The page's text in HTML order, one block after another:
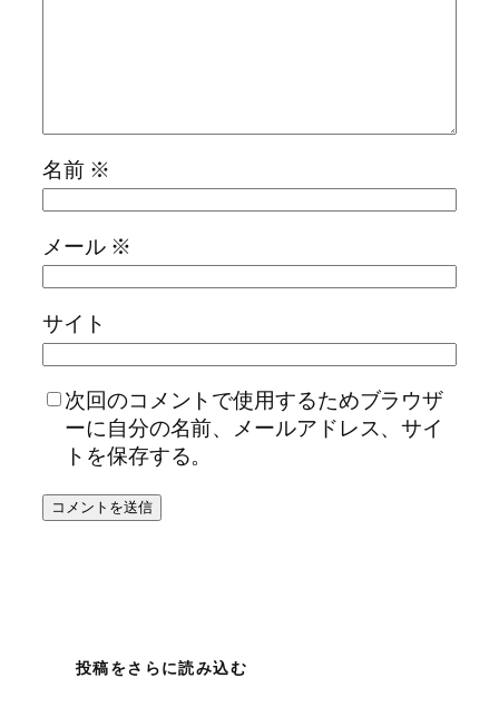
名前 ※
メール ※
サイト
次回のコメントで使用するためブラウザ
ーに自分の名前、メールアドレス、サイ
トを保存する。
投稿をさらに読み込む